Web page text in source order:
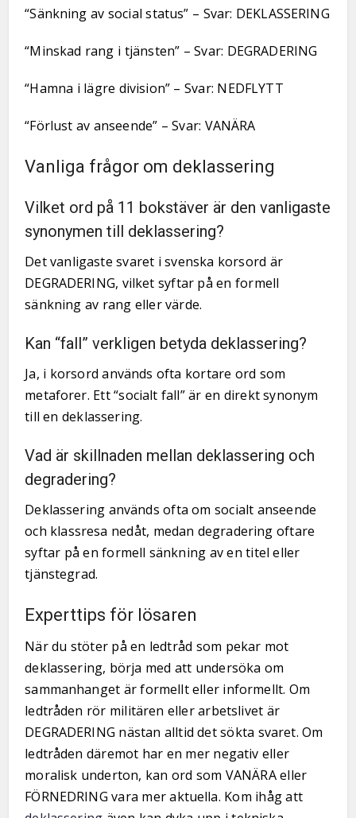
“Sänkning av social status” – Svar: DEKLASSERING
“Minskad rang i tjänsten” – Svar: DEGRADERING
“Hamna i lägre division” – Svar: NEDFLYTT
“Förlust av anseende” – Svar: VANÄRA
Vanliga frågor om deklassering
Vilket ord på 11 bokstäver är den vanligaste
synonymen till deklassering?
Det vanligaste svaret i svenska korsord är
DEGRADERING, vilket syftar på en formell
sänkning av rang eller värde.
Kan “fall” verkligen betyda deklassering?
Ja, i korsord används ofta kortare ord som
metaforer. Ett “socialt fall” är en direkt synonym
till en deklassering.
Vad är skillnaden mellan deklassering och
degradering?
Deklassering används ofta om socialt anseende
och klassresa nedåt, medan degradering oftare
syftar på en formell sänkning av en titel eller
tjänstegrad.
Experttips för lösaren
När du stöter på en ledtråd som pekar mot
deklassering, börja med att undersöka om
sammanhanget är formellt eller informellt. Om
ledtråden rör militären eller arbetslivet är
DEGRADERING nästan alltid det sökta svaret. Om
ledtråden däremot har en mer negativ eller
moralisk underton, kan ord som VANÄRA eller
FÖRNEDRING vara mer aktuella. Kom ihåg att